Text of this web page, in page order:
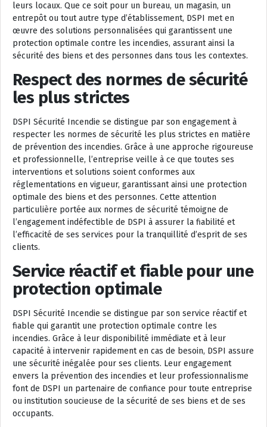
leurs locaux. Que ce soit pour un bureau, un magasin, un
entrepôt ou tout autre type d’établissement, DSPI met en
œuvre des solutions personnalisées qui garantissent une
protection optimale contre les incendies, assurant ainsi la
sécurité des biens et des personnes dans tous les contextes.
Respect des normes de sécurité
les plus strictes
DSPI Sécurité Incendie se distingue par son engagement à
respecter les normes de sécurité les plus strictes en matière
de prévention des incendies. Grâce à une approche rigoureuse
et professionnelle, l’entreprise veille à ce que toutes ses
interventions et solutions soient conformes aux
réglementations en vigueur, garantissant ainsi une protection
optimale des biens et des personnes. Cette attention
particulière portée aux normes de sécurité témoigne de
l’engagement indéfectible de DSPI à assurer la fiabilité et
l’efficacité de ses services pour la tranquillité d’esprit de ses
clients.
Service réactif et fiable pour une
protection optimale
DSPI Sécurité Incendie se distingue par son service réactif et
fiable qui garantit une protection optimale contre les
incendies. Grâce à leur disponibilité immédiate et à leur
capacité à intervenir rapidement en cas de besoin, DSPI assure
une sécurité inégalée pour ses clients. Leur engagement
envers la prévention des incendies et leur professionnalisme
font de DSPI un partenaire de confiance pour toute entreprise
ou institution soucieuse de la sécurité de ses biens et de ses
occupants.